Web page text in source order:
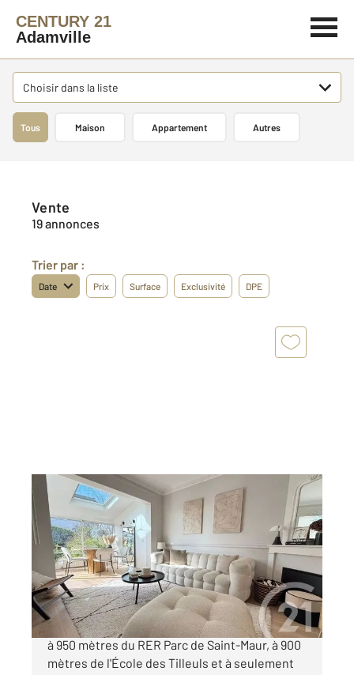
CENTURY 21
Adamville
Choisir dans la liste
Tous Maison Appartement Autres
Vente
19 annonces
Trier par :
Date Prix Surface Exclusivité DPE
ST MAUR DES FOSSES 94
100,28 m2, 6 pièces
Ref : 1447
Maison à vendre
685 000 €
Située dans le quartier recherché d'Adamville,
à 950 mètres du RER Parc de Saint-Maur, à 900
mètres de l'École des Tilleuls et à seulement